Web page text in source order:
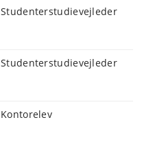
Studenterstudievejleder
Studenterstudievejleder
Kontorelev